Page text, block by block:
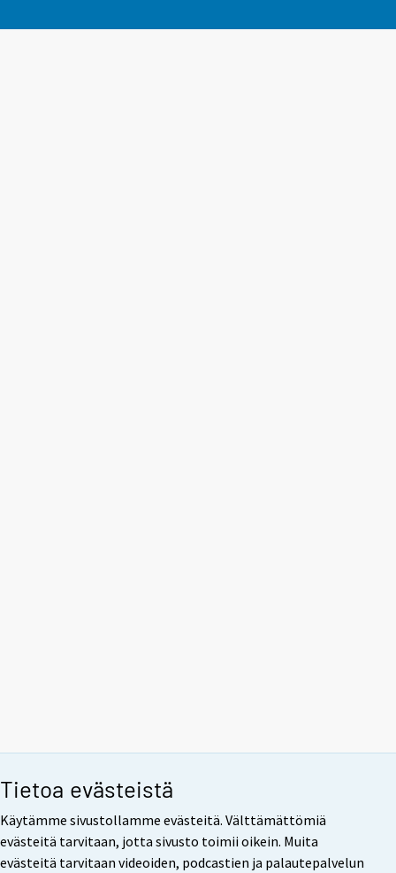
Tietoa evästeistä
Käytämme sivustollamme evästeitä. Välttämättömiä
evästeitä tarvitaan, jotta sivusto toimii oikein. Muita
evästeitä tarvitaan videoiden, podcastien ja palautepalvelun